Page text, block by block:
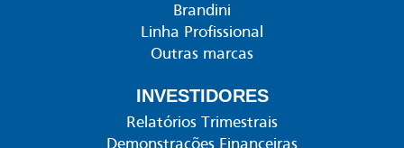
Brandini
Linha Profissional
Outras marcas
INVESTIDORES
Relatórios Trimestrais
Demonstrações Financeiras